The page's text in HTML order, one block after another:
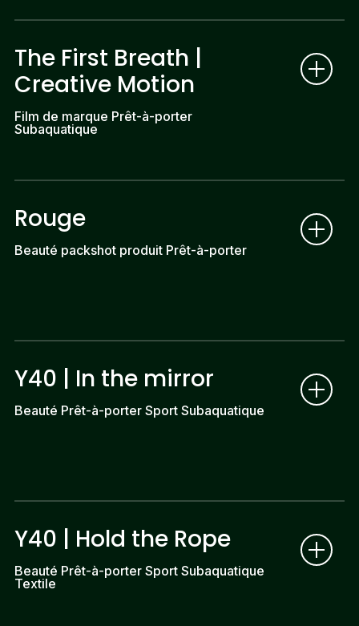
The First Breath |
Creative Motion
Film de marque Prêt-à-porter
Subaquatique
Rouge
Beauté packshot produit Prêt-à-porter
Y40 | In the mirror
Beauté Prêt-à-porter Sport Subaquatique
Y40 | Hold the Rope
Beauté Prêt-à-porter Sport Subaquatique
Textile